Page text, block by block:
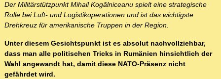
Der Militärstützpunkt Mihail Kogălniceanu spielt eine strategische
Rolle bei Luft- und Logistikoperationen und ist das wichtigste
Drehkreuz für amerikanische Truppen in der Region.
Unter diesem Gesichtspunkt ist es absolut nachvollziehbar,
dass man alle politischen Tricks in Rumänien hinsichtlich der
Wahl angewandt hat, damit diese NATO-Präsenz nicht
gefährdet wird.